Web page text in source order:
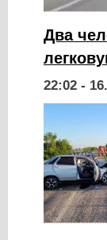
Два
22:02 -